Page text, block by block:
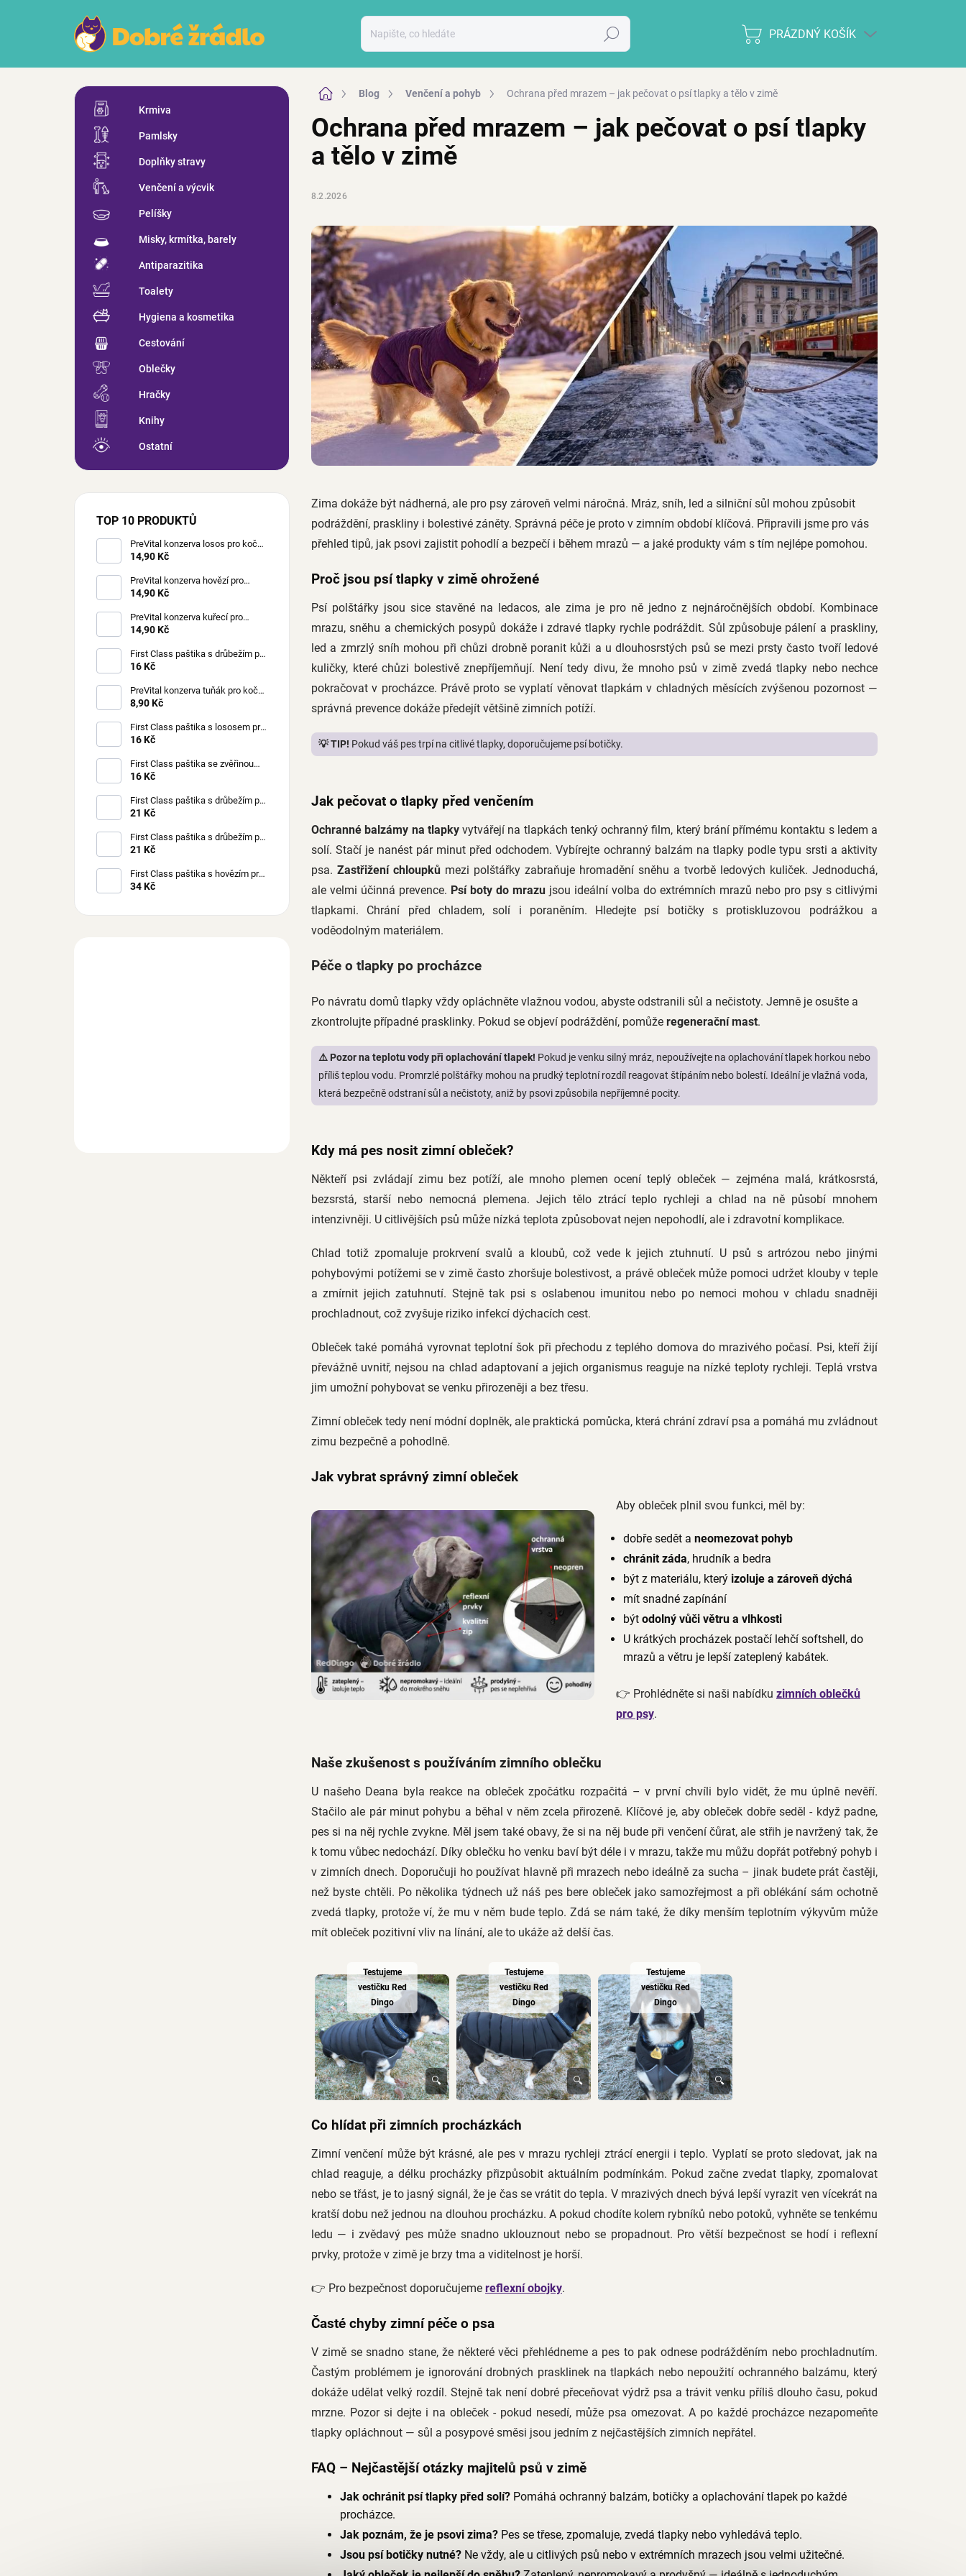
Hledat
NÁKUPNÍ
PRÁZDNÝ KOŠÍK
Domů Blog Venčení a pohyb Ochrana před mrazem – jak pečovat o psí tlapky a tělo v zimě
P
Přeskočit
kategorie
Krmiva
Pamlsky
Doplňky stravy
Venčení a výcvik
Pelíšky
Misky, krmítka, barely
Antiparazitika
Toalety
Hygiena a kosmetika
Cestování
Oblečky
Hračky
Knihy
Ostatní
TOP 10 PRODUKTŮ
PreVital konzerva losos pro kočky
85 g
14,90 Kč
PreVital konzerva hovězí pro
kočky 85 g
14,90 Kč
PreVital konzerva kuřecí pro
kočky 85 g
14,90 Kč
First Class paštika s drůbežím pro
kočky 100 g
16 Kč
PreVital konzerva tuňák pro kočky
85 g
8,90 Kč
First Class paštika s lososem pro
kočky 100 g
16 Kč
First Class paštika se zvěřinou
pro kočky 100 g
16 Kč
First Class paštika s drůbežím pro
štěňata 150 g
21 Kč
First Class paštika s drůbežím pro
psy 150 g
21 Kč
First Class paštika s hovězím pro
psy 300 g
34 Kč
Ochrana před mrazem – jak pečovat o psí tlapky
a tělo v zimě
8.2.2026
Zima dokáže být nádherná, ale pro psy zároveň velmi náročná. Mráz, sníh, led a silniční sůl mohou způsobit
podráždění, praskliny i bolestivé záněty. Správná péče je proto v zimním období klíčová. Připravili jsme pro vás
přehled tipů, jak psovi zajistit pohodlí a bezpečí i během mrazů — a jaké produkty vám s tím nejlépe pomohou.
Proč jsou psí tlapky v zimě ohrožené
Psí polštářky jsou sice stavěné na ledacos, ale zima je pro ně jedno z nejnáročnějších období. Kombinace
mrazu, sněhu a chemických posypů dokáže i zdravé tlapky rychle podráždit. Sůl způsobuje pálení a praskliny,
led a zmrzlý sníh mohou při chůzi drobně poranit kůži a u dlouhosrstých psů se mezi prsty často tvoří ledové
kuličky, které chůzi bolestivě znepříjemňují. Není tedy divu, že mnoho psů v zimě zvedá tlapky nebo nechce
pokračovat v procházce. Právě proto se vyplatí věnovat tlapkám v chladných měsících zvýšenou pozornost —
správná prevence dokáže předejít většině zimních potíží.
💡 TIP! Pokud váš pes trpí na citlivé tlapky, doporučujeme psí botičky.
Jak pečovat o tlapky před venčením
Ochranné balzámy na tlapkyvytvářejí na tlapkách tenký ochranný film, který brání přímému kontaktu s ledem a
solí. Stačí je nanést pár minut před odchodem. Vybírejte ochranný balzám na tlapky podle typu srsti a aktivity
psa. Zastřižení chloupků mezi polštářky zabraňuje hromadění sněhu a tvorbě ledových kuliček. Jednoduchá,
ale velmi účinná prevence. Psí boty do mrazu jsou ideální volba do extrémních mrazů nebo pro psy s citlivými
tlapkami. Chrání před chladem, solí i poraněním. Hledejte psí botičky s protiskluzovou podrážkou a
voděodolným materiálem.
Péče o tlapky po procházce
Po návratu domů tlapky vždy opláchněte vlažnou vodou, abyste odstranili sůl a nečistoty. Jemně je osušte a
zkontrolujte případné prasklinky. Pokud se objeví podráždění, pomůže regenerační mast.
⚠️ Pozor na teplotu vody při oplachování tlapek! Pokud je venku silný mráz, nepoužívejte na oplachování tlapek horkou nebo
příliš teplou vodu. Promrzlé polštářky mohou na prudký teplotní rozdíl reagovat štípáním nebo bolestí. Ideální je vlažná voda,
která bezpečně odstraní sůl a nečistoty, aniž by psovi způsobila nepříjemné pocity.
Kdy má pes nosit zimní obleček?
Někteří psi zvládají zimu bez potíží, ale mnoho plemen ocení teplý obleček — zejména malá, krátkosrstá,
bezsrstá, starší nebo nemocná plemena. Jejich tělo ztrácí teplo rychleji a chlad na ně působí mnohem
intenzivněji. U citlivějších psů může nízká teplota způsobovat nejen nepohodlí, ale i zdravotní komplikace.
Chlad totiž zpomaluje prokrvení svalů a kloubů, což vede k jejich ztuhnutí. U psů s artrózou nebo jinými
pohybovými potížemi se v zimě často zhoršuje bolestivost, a právě obleček může pomoci udržet klouby v teple
a zmírnit jejich zatuhnutí. Stejně tak psi s oslabenou imunitou nebo po nemoci mohou v chladu snadněji
prochladnout, což zvyšuje riziko infekcí dýchacích cest.
Obleček také pomáhá vyrovnat teplotní šok při přechodu z teplého domova do mrazivého počasí. Psi, kteří žijí
převážně uvnitř, nejsou na chlad adaptovaní a jejich organismus reaguje na nízké teploty rychleji. Teplá vrstva
jim umožní pohybovat se venku přirozeněji a bez třesu.
Zimní obleček tedy není módní doplněk, ale praktická pomůcka, která chrání zdraví psa a pomáhá mu zvládnout
zimu bezpečně a pohodlně.
Jak vybrat správný zimní obleček
Aby obleček plnil svou funkci, měl by:
dobře sedět a neomezovat pohyb
chránit záda, hrudník a bedra
být z materiálu, který izoluje a zároveň dýchá
mít snadné zapínání
být odolný vůči větru a vlhkosti
U krátkých procházek postačí lehčí softshell, do
mrazů a větru je lepší zateplený kabátek.
👉 Prohlédněte si naši nabídku zimních oblečků
pro psy.
Naše zkušenost s používáním zimního oblečku
U našeho Deana byla reakce na obleček zpočátku rozpačitá – v první chvíli bylo vidět, že mu úplně nevěří.
Stačilo ale pár minut pohybu a běhal v něm zcela přirozeně. Klíčové je, aby obleček dobře seděl - když padne,
pes si na něj rychle zvykne. Měl jsem také obavy, že si na něj bude při venčení čůrat, ale střih je navržený tak, že
k tomu vůbec nedochází. Díky oblečku ho venku baví být déle i v mrazu, takže mu můžu dopřát potřebný pohyb i
v zimních dnech. Doporučuji ho používat hlavně při mrazech nebo ideálně za sucha – jinak budete prát častěji,
než byste chtěli. Po několika týdnech už náš pes bere obleček jako samozřejmost a při oblékání sám ochotně
zvedá tlapky, protože ví, že mu v něm bude teplo. Zdá se nám také, že díky menším teplotním výkyvům může
mít obleček pozitivní vliv na línání, ale to ukáže až delší čas.
Testujeme
vestičku Red
Dingo
🔍
Testujeme
vestičku Red
Dingo
🔍
Testujeme
vestičku Red
Dingo
🔍
Co hlídat při zimních procházkách
Zimní venčení může být krásné, ale pes v mrazu rychleji ztrácí energii i teplo. Vyplatí se proto sledovat, jak na
chlad reaguje, a délku procházky přizpůsobit aktuálním podmínkám. Pokud začne zvedat tlapky, zpomalovat
nebo se třást, je to jasný signál, že je čas se vrátit do tepla. V mrazivých dnech bývá lepší vyrazit ven vícekrát na
kratší dobu než jednou na dlouhou procházku. A pokud chodíte kolem rybníků nebo potoků, vyhněte se tenkému
ledu — i zvědavý pes může snadno uklouznout nebo se propadnout. Pro větší bezpečnost se hodí i reflexní
prvky, protože v zimě je brzy tma a viditelnost je horší.
👉 Pro bezpečnost doporučujeme reflexní obojky.
Časté chyby zimní péče o psa
V zimě se snadno stane, že některé věci přehlédneme a pes to pak odnese podrážděním nebo prochladnutím.
Častým problémem je ignorování drobných prasklinek na tlapkách nebo nepoužití ochranného balzámu, který
dokáže udělat velký rozdíl. Stejně tak není dobré přeceňovat výdrž psa a trávit venku příliš dlouho času, pokud
mrzne. Pozor si dejte i na obleček - pokud nesedí, může psa omezovat. A po každé procházce nezapomeňte
tlapky opláchnout — sůl a posypové směsi jsou jedním z nejčastějších zimních nepřátel.
FAQ – Nejčastější otázky majitelů psů v zimě
Jak ochránit psí tlapky před solí? Pomáhá ochranný balzám, botičky a oplachování tlapek po každé
procházce.
Jak poznám, že je psovi zima? Pes se třese, zpomaluje, zvedá tlapky nebo vyhledává teplo.
Jsou psí botičky nutné? Ne vždy, ale u citlivých psů nebo v extrémních mrazech jsou velmi užitečné.